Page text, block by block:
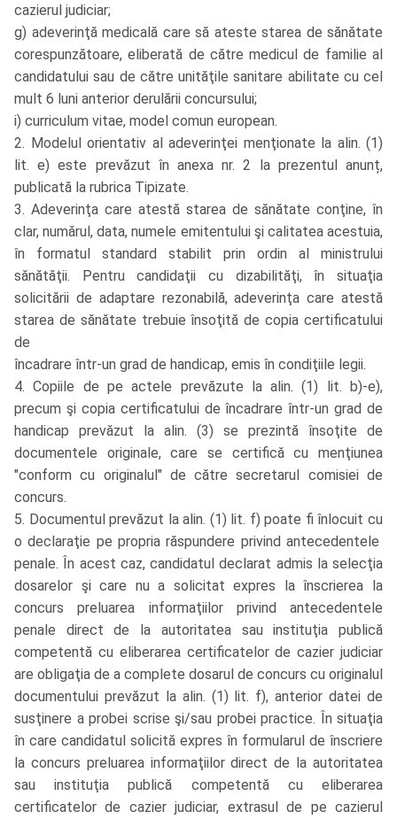
cazierul judiciar;
g) adeverinţă medicală care să ateste starea de sănătate
corespunzătoare, eliberată de către medicul de familie al
candidatului sau de către unităţile sanitare abilitate cu cel
mult 6 luni anterior derulării concursului;
i) curriculum vitae, model comun european.
2. Modelul orientativ al adeverinţei menţionate la alin. (1)
lit. e) este prevăzut în anexa nr. 2 la prezentul anunț,
publicată la rubrica Tipizate.
3. Adeverinţa care atestă starea de sănătate conţine, în
clar, numărul, data, numele emitentului şi calitatea acestuia,
în formatul standard stabilit prin ordin al ministrului
sănătăţii. Pentru candidaţii cu dizabilităţi, în situaţia
solicitării de adaptare rezonabilă, adeverinţa care atestă
starea de sănătate trebuie însoţită de copia certificatului
de
încadrare într-un grad de handicap, emis în condiţiile legii.
4. Copiile de pe actele prevăzute la alin. (1) lit. b)-e),
precum şi copia certificatului de încadrare într-un grad de
handicap prevăzut la alin. (3) se prezintă însoţite de
documentele originale, care se certifică cu menţiunea
"conform cu originalul" de către secretarul comisiei de
concurs.
5. Documentul prevăzut la alin. (1) lit. f) poate fi înlocuit cu
o declaraţie pe propria răspundere privind antecedentele
penale. În acest caz, candidatul declarat admis la selecţia
dosarelor şi care nu a solicitat expres la înscrierea la
concurs preluarea informaţiilor privind antecedentele
penale direct de la autoritatea sau instituţia publică
competentă cu eliberarea certificatelor de cazier judiciar
are obligaţia de a complete dosarul de concurs cu originalul
documentului prevăzut la alin. (1) lit. f), anterior datei de
susţinere a probei scrise şi/sau probei practice. În situaţia
în care candidatul solicită expres în formularul de înscriere
la concurs preluarea informaţiilor direct de la autoritatea
sau instituţia publică competentă cu eliberarea
certificatelor de cazier judiciar, extrasul de pe cazierul